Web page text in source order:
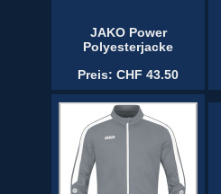
JAKO Power
Polyesterjacke
Preis: CHF 43.50